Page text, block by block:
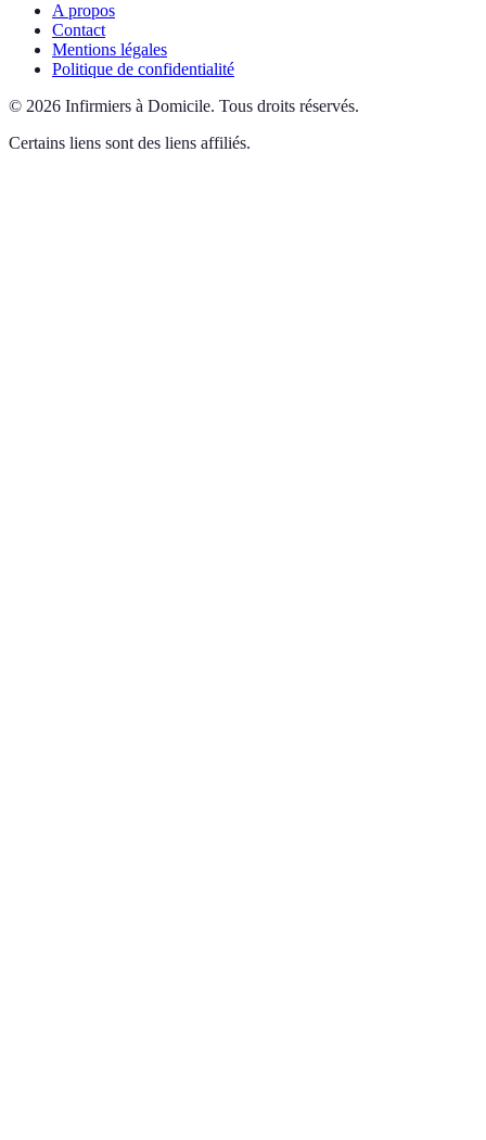
A propos
Contact
Mentions légales
Politique de confidentialité
© 2026 Infirmiers à Domicile. Tous droits réservés.
Certains liens sont des liens affiliés.